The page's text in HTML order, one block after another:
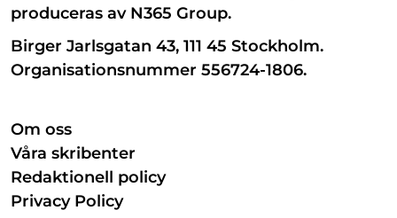
produceras av N365 Group.
Birger Jarlsgatan 43, 111 45 Stockholm.
Organisationsnummer 556724-1806.
Om oss
Våra skribenter
Redaktionell policy
Privacy Policy